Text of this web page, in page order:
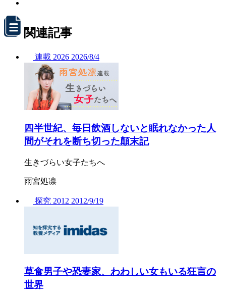
関連記事
連載 2026 2026/8/4
四半世紀、毎日飲酒しないと眠れなかった人
間がそれを断ち切った顛末記
生きづらい女子たちへ
雨宮処凛
探究 2012 2012/9/19
草食男子や恐妻家、わわしい女もいる狂言の
世界